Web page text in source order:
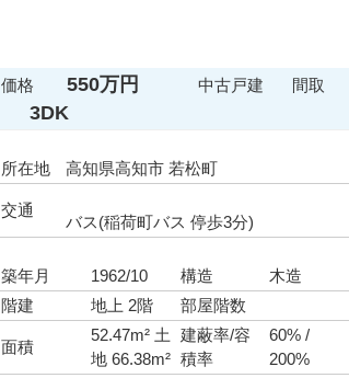
価格 550万円 中古戸建 間取
3DK
所在地 高知県高知市 若松町
交通
バス(稲荷町バス 停歩3分)
築年月 1962/10 構造
木造
階建
地上 2階 部屋階数
面積
52.47m² 土
地 66.38m²
建蔽率/容
積率
60% /
200%